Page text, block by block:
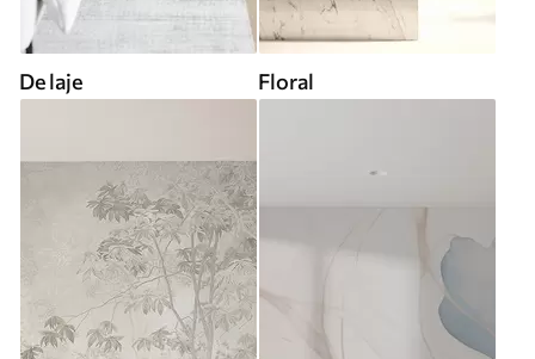
De laje Floral